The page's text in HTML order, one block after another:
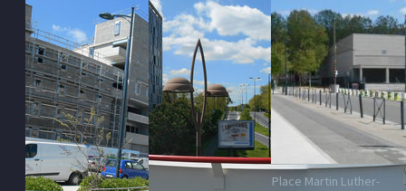
Place Martin Luther-